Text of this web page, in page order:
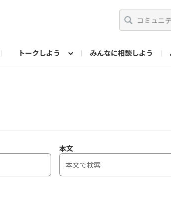
トークしよう みんなに相談しよう
本文